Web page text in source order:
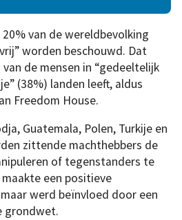
20% van de wereldbevolking
worden beschouwd. Dat
de mensen in “gedeeltelijk
(38%) landen leeft, aldus
Freedom House.
Guatemala, Polen, Turkije en
zittende machthebbers de
of tegenstanders te
een positieve
werd beïnvloed door een
grondwet.